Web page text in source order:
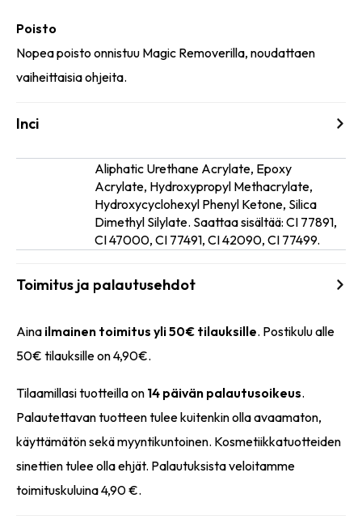
Poisto
Nopea poisto onnistuu Magic Removerilla, noudattaen
vaiheittaisia ohjeita.
Inci
Aliphatic Urethane Acrylate, Epoxy
Acrylate, Hydroxypropyl Methacrylate,
Hydroxycyclohexyl Phenyl Ketone, Silica
Dimethyl Silylate. Saattaa sisältää: CI 77891,
CI 47000, CI 77491, CI 42090, CI 77499.
Toimitus ja palautusehdot
Aina ilmainen toimitus yli 50€ tilauksille. Postikulu alle
50€ tilauksille on 4,90€.
Tilaamillasi tuotteilla on 14 päivän palautusoikeus.
Palautettavan tuotteen tulee kuitenkin olla avaamaton,
käyttämätön sekä myyntikuntoinen. Kosmetiikkatuotteiden
sinettien tulee olla ehjät. Palautuksista veloitamme
toimituskuluina 4,90 €.